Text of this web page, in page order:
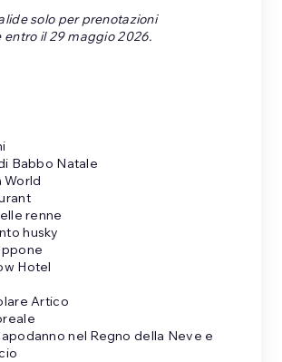
solo per prenotazioni
il 29 maggio 2026.
Babbo Natale
World
renne
husky
Hotel
Artico
nel Regno della Neve e